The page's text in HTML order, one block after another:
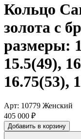
Кольцо
золота с
размеры:
15.5(49),
16.75(53),
Арт: 10779 Женский
405 000 ₽
Добавить в корзину